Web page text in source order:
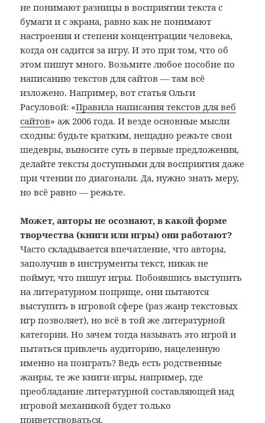
не понимают разницы в восприятии текста с
бумаги и с экрана, равно как не понимают
настроения и степени концентрации человека,
когда он садится за игру. И это при том, что об
этом пишут много. Возьмите любое пособие по
написанию текстов для сайтов — там всё
изложено. Например, вот статья Ольги
Расуловой: «Правила написания текстов для веб
сайтов» аж 2006 года. И везде основные мысли
сходны: будьте кратким, нещадно режьте свои
шедевры, выносите суть в первые предложения,
делайте тексты доступными для восприятия даже
при чтении по диагонали. Да, нужно знать меру,
но всё равно — режьте.
Может, авторы не осознают, в какой форме
творчества (книги или игры) они работают?
Часто складывается впечатление, что авторы,
заполучив в инструменты текст, никак не
поймут, что пишут игры. Побоявшись выступить
на литературном поприще, они пытаются
выступить в игровой сфере (раз жанр текстовых
игр позволяет), но всё в той же литературной
категории. Но зачем тогда называть это игрой и
пытаться привлечь аудиторию, нацеленную
именно на поиграть? Ведь есть родственные
жанры, те же книги-игры, например, где
преобладание литературной составляющей над
игровой механикой будет только
приветствоваться.